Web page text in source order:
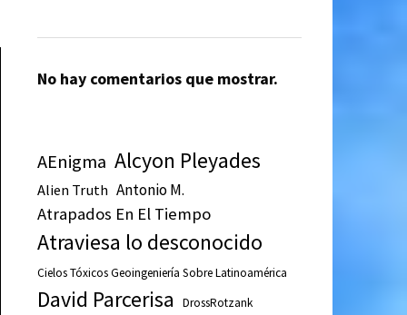
No hay comentarios que mostrar.
AEnigma Alcyon Pleyades
Alien Truth Antonio M.
Atrapados En El Tiempo
Atraviesa lo desconocido
Cielos Tóxicos Geoingeniería Sobre Latinoamérica
David Parcerisa DrossRotzank